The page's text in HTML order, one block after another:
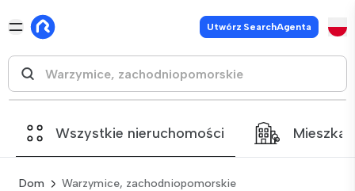
Utwórz SearchAgenta
Wszystkie nieruchomości
Dom Warzymice, zachodniopomorskie